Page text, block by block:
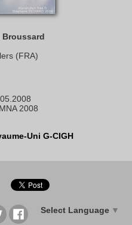
Broussard
(FRA)
2008
Uni G-CIGH
Select Language ▼